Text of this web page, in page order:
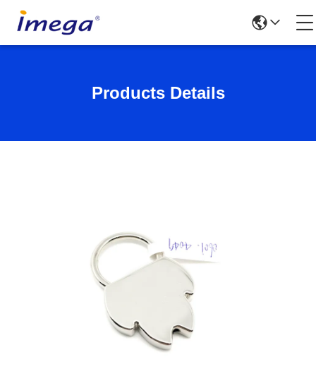
Products Details